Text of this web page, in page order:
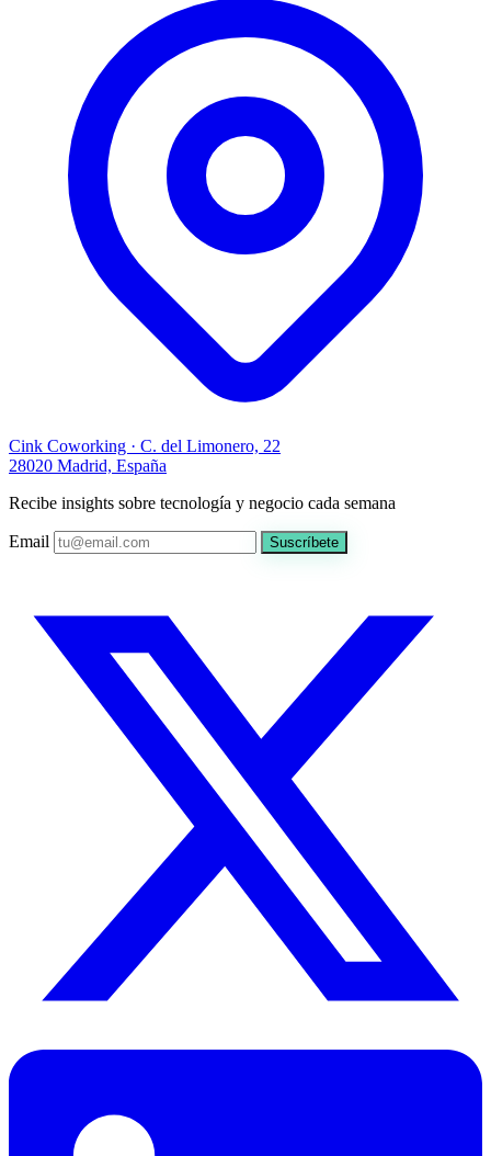
Cink Coworking · C. del Limonero, 22
28020 Madrid, España
Recibe insights sobre tecnología y negocio cada semana
Email Suscríbete